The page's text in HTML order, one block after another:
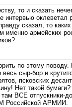
то и сказать
интервью
сказал, то
именно армейских
по этому
весь сыр-бор и
псковских
Нет такой
ВСЕ отпускники-
Российской АРМИИ.